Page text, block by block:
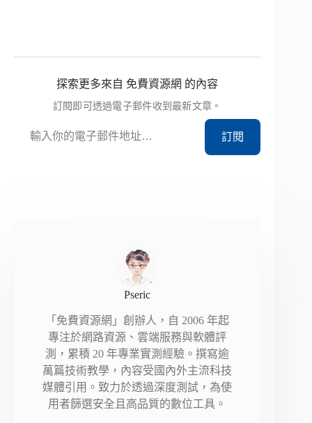
探索更多來自 免費資源網 的內容
訂閱即可透過電子郵件收到最新文章。
訂閱
Pseric
「免費資源網」創辦人，自 2006 年起
專注於網路資源、雲端服務與軟體評
測，累積 20 年專業實測經驗。撰寫逾
萬篇技術教學，內容受國內外主流科技
媒體引用。致力於透過深度測試，為使
用者篩選安全且高品質的數位工具。